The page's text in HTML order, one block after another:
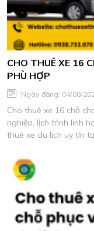
CHO THUÊ XE 16
PHÙ HỢP
Ngày đăng: 04/08/
Cho thuê xe 16 chỗ
nghiệp, lịch trình linh
thuê xe du lịch uy tín